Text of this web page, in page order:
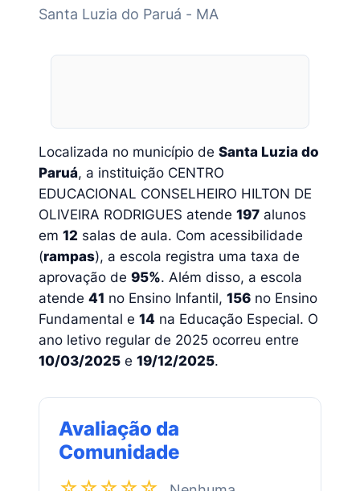
Santa Luzia do Paruá - MA
Localizada no município de Santa Luzia do
Paruá, a instituição CENTRO
EDUCACIONAL CONSELHEIRO HILTON DE
OLIVEIRA RODRIGUES atende 197 alunos
em 12 salas de aula. Com acessibilidade
(rampas), a escola registra uma taxa de
aprovação de 95%. Além disso, a escola
atende 41 no Ensino Infantil, 156 no Ensino
Fundamental e 14 na Educação Especial. O
ano letivo regular de 2025 ocorreu entre
10/03/2025 e 19/12/2025.
Avaliação da
Comunidade